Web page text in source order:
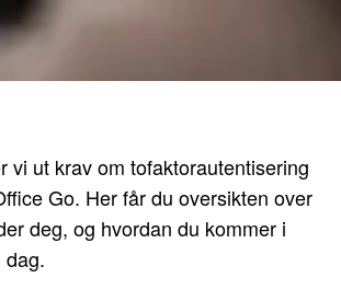
vi ut krav om tofaktorautentisering
Go. Her får du oversikten over
deg, og hvordan du kommer i
dag.